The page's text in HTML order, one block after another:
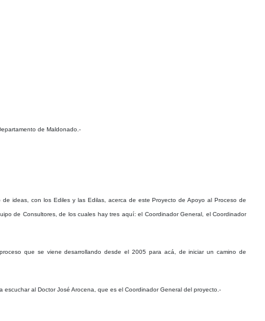
de Maldonado.-
ideas, con los Ediles y las Edilas, acerca de este Proyecto de Apoyo al Proceso de
de Consultores, de los cuales hay tres aquí: el Coordinador General, el Coordinador
que se viene desarrollando desde el 2005 para acá, de iniciar un camino de
al Doctor José Arocena, que es el Coordinador General del proyecto.-